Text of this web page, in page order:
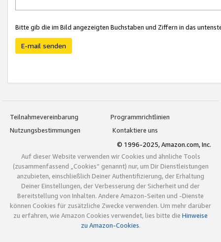
Bitte gib die im Bild angezeigten Buchstaben und Ziffern in das
E-mail senden
Teilnahmevereinbarung
Programmrichtlinien
Nutzungsbestimmungen
Kontaktiere uns
© 1996-2025, Amazon.com, Inc.
Auf dieser Website verwenden wir Cookies und ähnliche Tools
(zusammenfassend „Cookies“ genannt) nur, um Dir Dienstleistungen
anzubieten, einschließlich Deiner Authentifizierung, der Erhaltung
Deiner Einstellungen, der Verbesserung der Sicherheit und der
Bereitstellung von Inhalten. Andere Amazon-Seiten und -Dienste
können Cookies für zusätzliche Zwecke verwenden. Um mehr darüber
zu erfahren, wie Amazon Cookies verwendet, lies bitte die Hinweise
zu Amazon-Cookies.